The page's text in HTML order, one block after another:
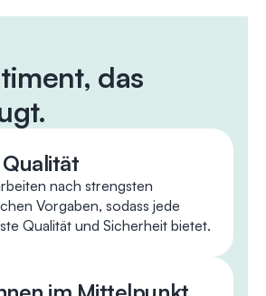
das
nach strengsten
Vorgaben, sodass jede
Qualität und Sicherheit bietet.